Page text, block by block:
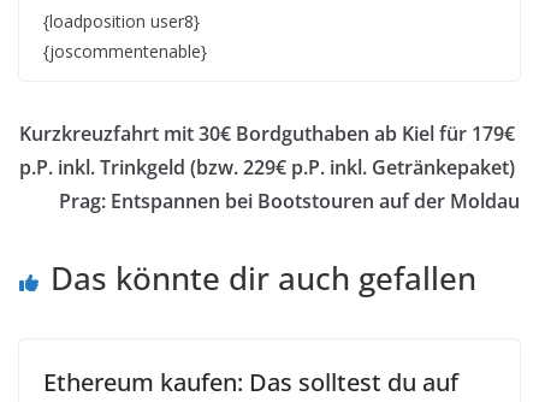
{loadposition user8}
{joscommentenable}
Kurzkreuzfahrt mit 30€ Bordguthaben ab Kiel für 179€
p.P. inkl. Trinkgeld (bzw. 229€ p.P. inkl. Getränkepaket)
Prag: Entspannen bei Bootstouren auf der Moldau
Das könnte dir auch gefallen
Ethereum kaufen: Das solltest du auf